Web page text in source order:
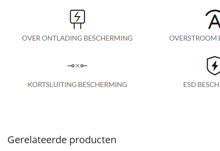
Gerelateerde producten